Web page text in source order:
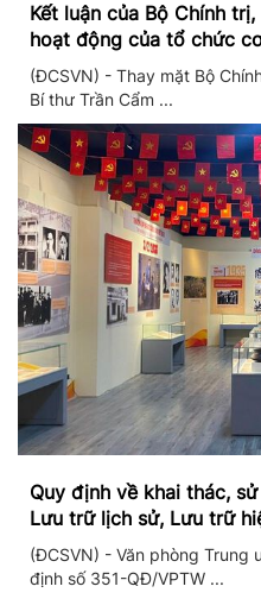
Kết luận của Bộ Chính
hoạt động của tổ chức
II/2026
(ĐCSVN) - Thay mặt Bộ
Bí thư Trần Cẩm ...
Quy định về khai thác,
Lưu trữ lịch sử, Lưu trữ
Đảng và Văn phòng
(ĐCSVN) - Văn phòng Trung
định số 351-QĐ/VPTW ...